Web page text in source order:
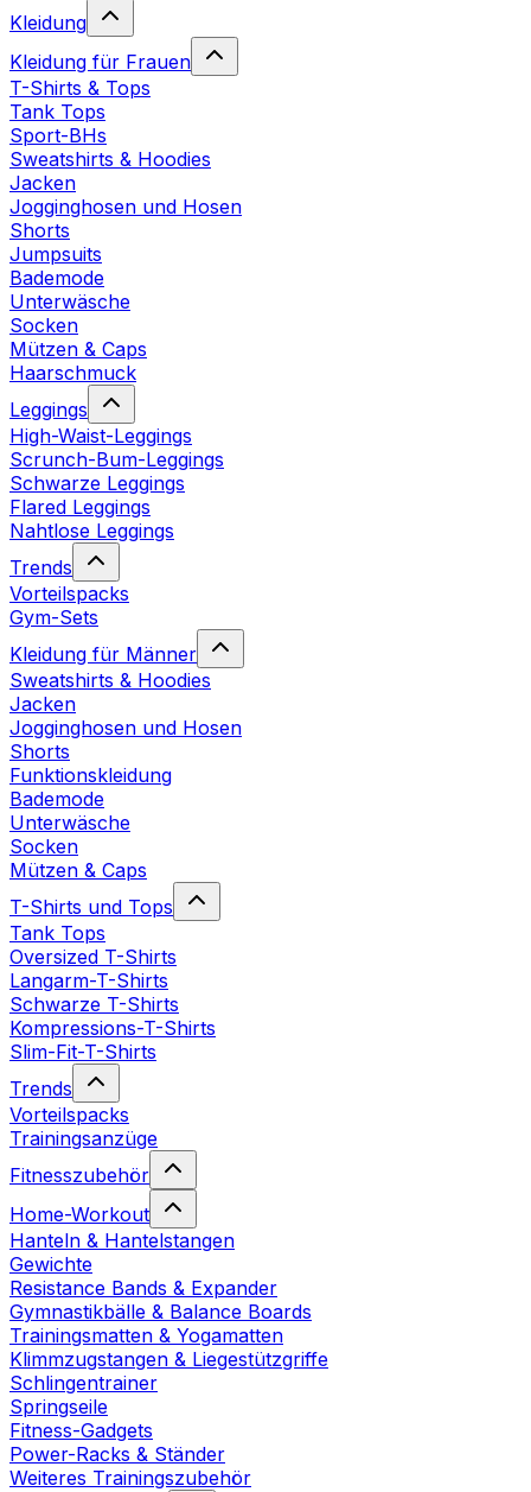
Kleidung
Kleidung für Frauen
T-Shirts & Tops
Tank Tops
Sport-BHs
Sweatshirts & Hoodies
Jacken
Jogginghosen und Hosen
Shorts
Jumpsuits
Bademode
Unterwäsche
Socken
Mützen & Caps
Haarschmuck
Leggings
High-Waist-Leggings
Scrunch-Bum-Leggings
Schwarze Leggings
Flared Leggings
Nahtlose Leggings
Trends
Vorteilspacks
Gym-Sets
Kleidung für Männer
Sweatshirts & Hoodies
Jacken
Jogginghosen und Hosen
Shorts
Funktionskleidung
Bademode
Unterwäsche
Socken
Mützen & Caps
T-Shirts und Tops
Tank Tops
Oversized T-Shirts
Langarm-T-Shirts
Schwarze T-Shirts
Kompressions-T-Shirts
Slim-Fit-T-Shirts
Trends
Vorteilspacks
Trainingsanzüge
Fitnesszubehör
Home-Workout
Hanteln & Hantelstangen
Gewichte
Resistance Bands & Expander
Gymnastikbälle & Balance Boards
Trainingsmatten & Yogamatten
Klimmzugstangen & Liegestützgriffe
Schlingentrainer
Springseile
Fitness-Gadgets
Power-Racks & Ständer
Weiteres Trainingszubehör